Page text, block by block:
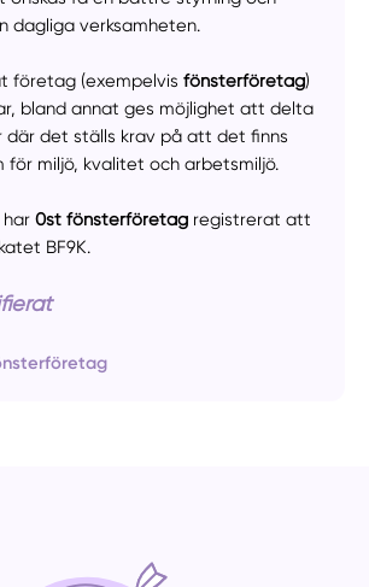
dagliga verksamheten.
företag (exempelvisfönsterföretag)
bland annat ges möjlighet att delta
där det ställs krav på att det finns
för miljö, kvalitet och arbetsmiljö.
har0st fönsterföretag registrerat att
BF9K.